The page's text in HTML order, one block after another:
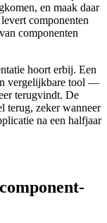
en maak daar
componenten
componenten
hoort erbij. Een
vergelijkbare tool —
terugvindt. De
terug, zeker wanneer
na een halfjaar